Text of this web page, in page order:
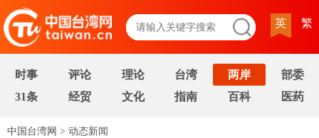
英 繁
时事 评论 理论 台湾 两岸
部委
31条
经贸 文化 指南 百科 医药
中国台湾网 > 动态新闻